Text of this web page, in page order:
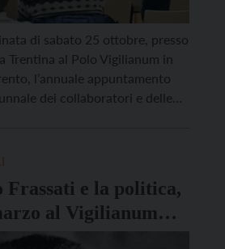
di sabato 25 ottobre, presso
Trentina al Polo Vigilianum in
l’annuale appuntamento
dei collaboratori e delle
e la politica,
al Vigilianum
Luca Rolandi